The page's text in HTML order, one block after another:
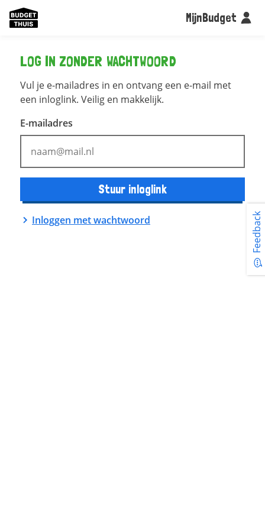
MijnBudget
LOG IN ZONDER WACHTWOORD
Vul je e-mailadres in en ontvang een e-mail met
een inloglink. Veilig en makkelijk.
E-mailadres
Stuur inloglink
Inloggen met wachtwoord Feedback